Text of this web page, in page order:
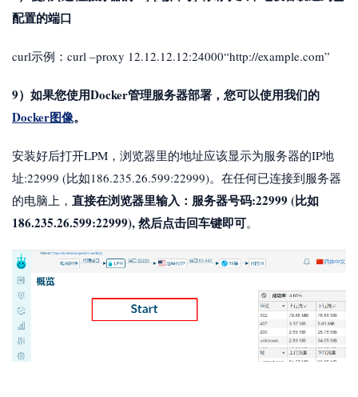
配置的端口
curl示例：curl –proxy 12.12.12.12:24000“http://example.com”
9）如果您使用Docker管理服务器部署，您可以使用我们的
Docker图像。
安装好后打开LPM，浏览器里的地址应该显示为服务器的IP地
址:22999 (比如186.235.26.599:22999)。在任何已连接到服务器
的电脑上， 直接在浏览器里输入：服务器号码:22999 (比如
186.235.26.599:22999), 然后点击回车键即可。